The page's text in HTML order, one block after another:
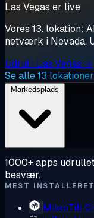
Las Vegas er live
Vores 13. lokation:
netværk i Nevada.
Udrul i Las Vegas →
Se alle 13
1000+ apps
besvær.
MEST INSTALLERET
MikroTik